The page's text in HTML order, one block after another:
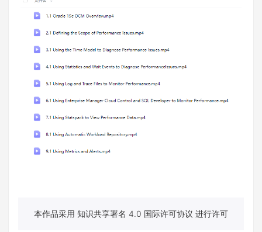
本作品采用 知识共享署名 4.0 国际许可协议 进行许可